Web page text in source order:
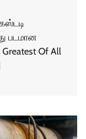
படமான
Of All